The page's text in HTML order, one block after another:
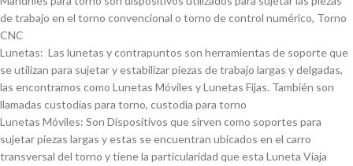
de trabajo en el torno convencional o torno de control numérico, Torno
CNC
Lunetas: Las lunetas y contrapuntos son herramientas de soporte que
se utilizan para sujetar y estabilizar piezas de trabajo largas y delgadas,
las encontramos como Lunetas Móviles y Lunetas Fijas. También son
llamadas custodias para torno, custodia para torno
Lunetas Móviles: Son Dispositivos que sirven como soportes para
sujetar piezas largas y estas se encuentran ubicados en el carro
transversal del torno y tiene la particularidad que esta Luneta Viaja